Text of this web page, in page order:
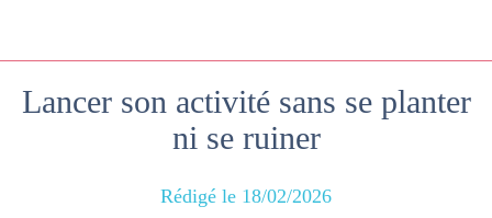
Lancer son activité sans se planter
ni se ruiner
Rédigé le 18/02/2026